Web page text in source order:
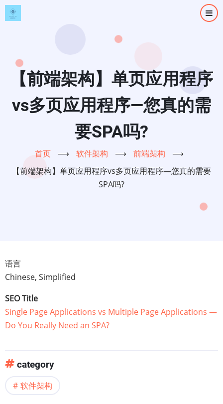
跳
转
【前端架构】单页应用程序
vs多页应用程序—您真的需
要SPA吗?
首页 ⟶ 软件架构 ⟶ 前端架构
⟶
【前端架构】单页应用程序vs多页应用程序—您真的需要
SPA吗?
语言
Chinese, Simplified
SEO Title
Single Page Applications vs Multiple Page Applications —
Do You Really Need an SPA?
category
软件架构